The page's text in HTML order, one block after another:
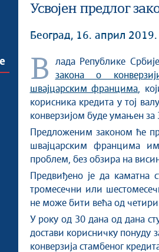
Усвојен предлог
Београд, 16. април 2019.
Влада Републике
закона о
швајцарским францимa ,
корисника кредита у тој
конверзијом буде умањен за
Предложеним законом ће
швајцарским францима
проблем, без обзира на
Предвиђено је да
тромесечни или
не може бити већа од четири
У року од 30 дана од дана
достави корисничку понуду
конверзија стамбеног